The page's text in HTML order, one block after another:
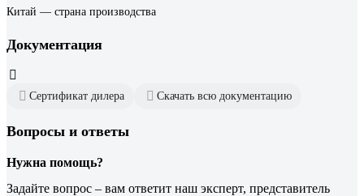
Китай — страна производства
Документация
Сертификат дилера Скачать всю документацию
Вопросы и ответы
Нужна помощь?
Задайте вопрос – вам ответит наш эксперт, представитель